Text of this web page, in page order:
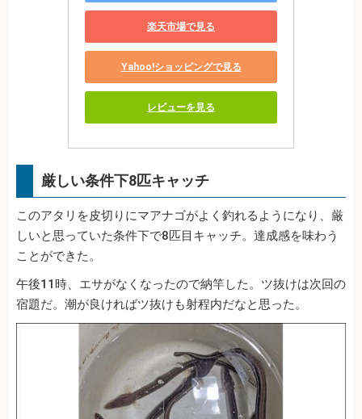
楽天市場で見る
Yahoo!ショッピングで見る
レビューを見る
厳しい条件下8匹キャッチ
このアタリを皮切りにマアナゴがよく釣れるようになり、厳
しいと思っていた条件下で8匹目キャッチ。達成感を味わう
ことができた。
午後11時、エサがなくなったので納竿した。ツ抜けは次回の
宿題だ。潮が良ければツ抜けも射程内だなと思った。